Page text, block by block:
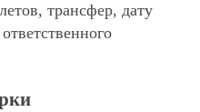
трансфер, дату